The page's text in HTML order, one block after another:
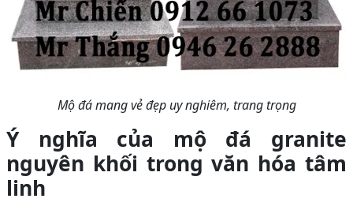
Mộ đá mang vẻ đẹp uy nghiêm, trang trọng
Ý nghĩa của mộ đá granite
nguyên khối trong văn hóa tâm
linh